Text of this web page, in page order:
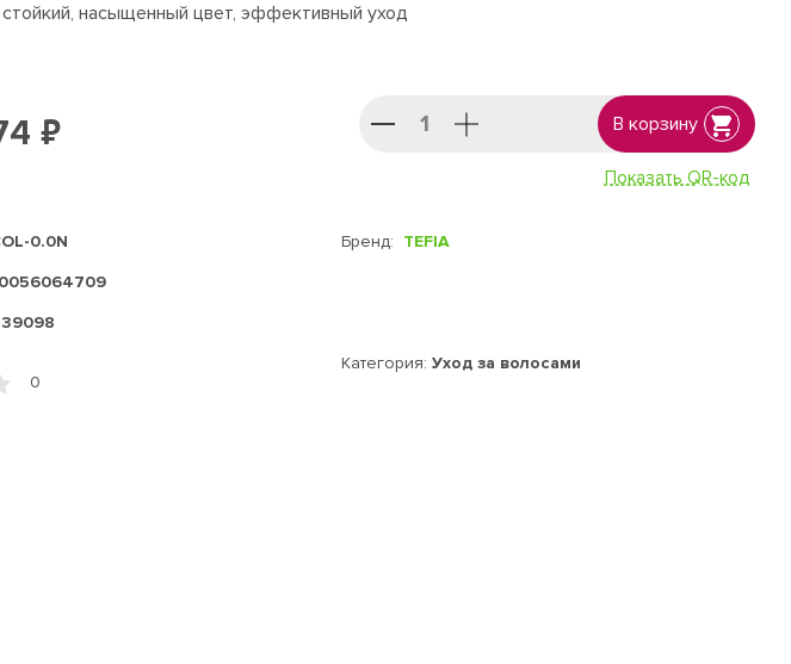
насыщенный цвет, эффективный уход
₽ В корзину
Показать QR-код
0.0N
Бренд: TEFIA
Категория: Уход за волосами
0